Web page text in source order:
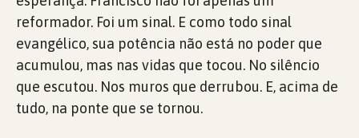
reformador. Foi um sinal. E como todo sinal
evangélico, sua potência não está no poder que
acumulou, mas nas vidas que tocou. No silêncio
que escutou. Nos muros que derrubou. E, acima de
tudo, na ponte que se tornou.